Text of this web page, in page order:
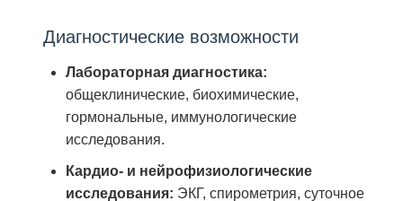
Диагностические возможности
Лабораторная диагностика:
общеклинические, биохимические,
гормональные, иммунологические
исследования.
Кардио- и нейрофизиологические
исследования: ЭКГ, спирометрия, суточное